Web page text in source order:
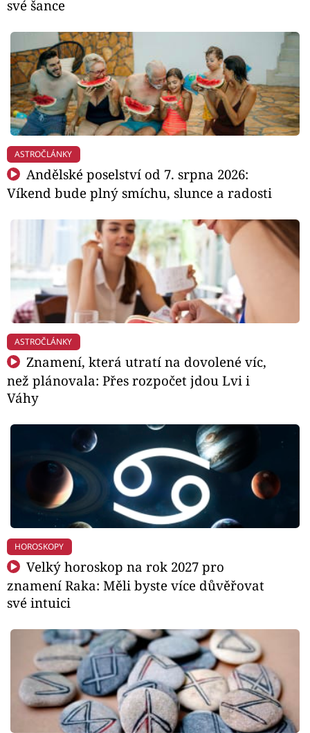
své šance
ASTROČLÁNKY
Andělské poselství od 7. srpna 2026:
Víkend bude plný smíchu, slunce a radosti
ASTROČLÁNKY
Znamení, která utratí na dovolené víc,
než plánovala: Přes rozpočet jdou Lvi i
Váhy
HOROSKOPY
Velký horoskop na rok 2027 pro
znamení Raka: Měli byste více důvěřovat
své intuici